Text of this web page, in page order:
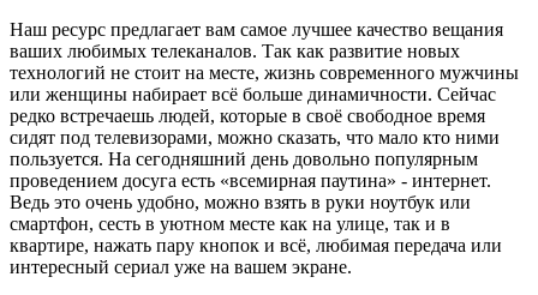
Наш ресурс предлагает вам самое лучшее качество вещания
ваших любимых телеканалов. Так как развитие новых
технологий не стоит на месте, жизнь современного мужчины
или женщины набирает всё больше динамичности. Сейчас
редко встречаешь людей, которые в своё свободное время
сидят под телевизорами, можно сказать, что мало кто ними
пользуется. На сегодняшний день довольно популярным
проведением досуга есть «всемирная паутина» - интернет.
Ведь это очень удобно, можно взять в руки ноутбук или
смартфон, сесть в уютном месте как на улице, так и в
квартире, нажать пару кнопок и всё, любимая передача или
интересный сериал уже на вашем экране.